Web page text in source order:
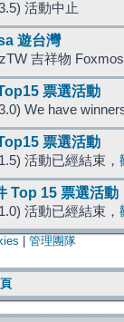
活動中止
遊台灣
吉祥物
票選活動
We have
票選活動
活動已經結束，
Top 15 票選活動
活動已經結束，
管理團隊